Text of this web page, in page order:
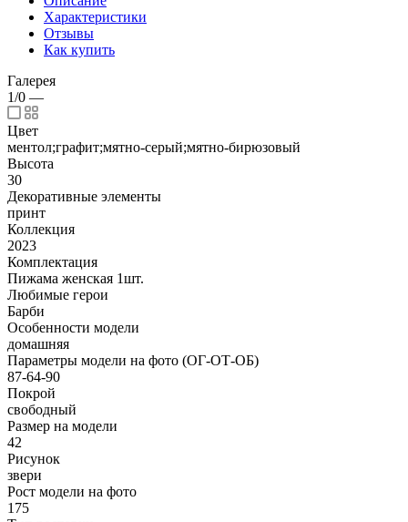
Характеристики
Отзывы
Как купить
Галерея
1/0 —
Цвет
ментол;графит;мятно-серый;мятно-бирюзовый
Высота
30
Декоративные элементы
принт
Коллекция
2023
Комплектация
Пижама женская 1шт.
Любимые герои
Барби
Особенности модели
домашняя
Параметры модели на фото (ОГ-ОТ-ОБ)
87-64-90
Покрой
свободный
Размер на модели
42
Рисунок
звери
Рост модели на фото
175